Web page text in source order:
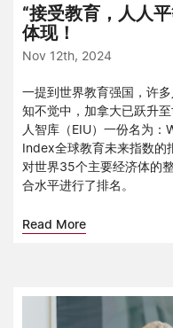
“接受教育，人人
体现！
Nov 12th, 2024
一提到世界教育强国，许
知不觉中，加拿大已跃升
人智库（EIU）一份名为
Index全球教育未来指数的
对世界35个主要经济体的
合水平进行了排名。
Read More